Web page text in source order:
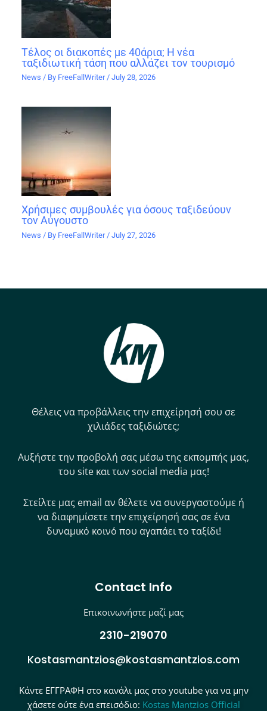
Τέλος οι διακοπές με 40άρια; Η νέα
ταξιδιωτική τάση που αλλάζει τον τουρισμό
News / By FreeFallWriter/July 28, 2026
Χρήσιμες συμβουλές για όσους ταξιδεύουν
τον Αύγουστο
News / By FreeFallWriter /July 27, 2026
Θέλεις να προβάλλεις την επιχείρησή σου σε
χιλιάδες ταξιδιώτες;
Αυξήστε την προβολή σας μέσω της εκπομπής μας,
του site και των social media μας!
Στείλτε μας email αν θέλετε να συνεργαστούμε ή
να διαφημίσετε την επιχείρησή σας σε ένα
δυναμικό κοινό που αγαπάει το ταξίδι!
Contact Info
Επικοινωνήστε μαζί μας
2310-219070
Kostasmantzios@kostasmantzios.com
Κάντε ΕΓΓΡΑΦΗ στο κανάλι μας στο youtube για να μην
χάσετε ούτε ένα επεισόδιο: Kostas Mantzios Official